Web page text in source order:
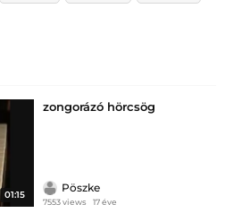
01:15
zongorázó hörcsög
Pöszke
7553 views 17 éve